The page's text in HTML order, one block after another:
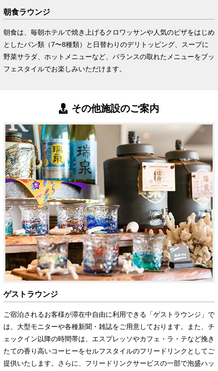
朝食ラウンジ
朝食は、毎朝ホテルで焼き上げるクロワッサンや人気のピザをはじめ
としたパン類（7〜8種類）と日替わりのデリトッピング、スープに
野菜サラダ、ホットメニューなど、バランスの取れたメニューをブッ
フェスタイルでお楽しみいただけます。
その他施設のご案内
ゲストラウンジ
ご宿泊されるお客様が滞在中自由に利用できる「ゲストラウンジ」で
は、大型モニターや各種新聞・雑誌をご用意しております。また、チ
ェックイン以降の時間帯は、エスプレッソやカフェ・ラ・テなど挽き
たての香り高いコーヒーをセルフスタイルのフリードリンクとしてご
提供いたします。さらに、フリードリンクサービスの一部で泡盛ハッ